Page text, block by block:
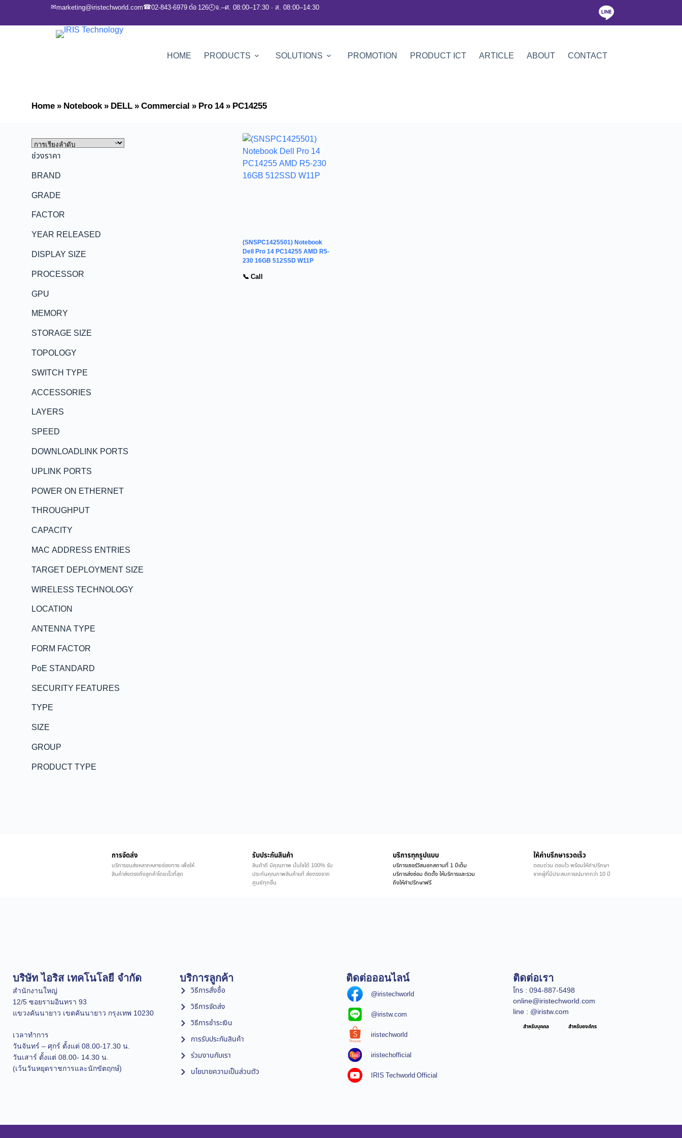
✉marketing@iristechworld.com☎02-843-6979 ต่อ 126🕘จ.–ศ. 08:00–17:30 · ส. 08:00–14:30
HOME PRODUCTS SOLUTIONS PROMOTION PRODUCT ICT ARTICLE ABOUT CONTACT
Home»Notebook»DELL»Commercial»Pro 14»PC14255
ช่วงราคา
BRAND
GRADE
FACTOR
YEAR RELEASED
DISPLAY SIZE
PROCESSOR
GPU
MEMORY
STORAGE SIZE
TOPOLOGY
SWITCH TYPE
ACCESSORIES
LAYERS
SPEED
DOWNLOADLINK PORTS
UPLINK PORTS
POWER ON ETHERNET
THROUGHPUT
CAPACITY
MAC ADDRESS ENTRIES
TARGET DEPLOYMENT SIZE
WIRELESS TECHNOLOGY
LOCATION
ANTENNA TYPE
FORM FACTOR
PoE STANDARD
SECURITY FEATURES
TYPE
SIZE
GROUP
PRODUCT TYPE
(SNSPC1425501) Notebook
Dell Pro 14 PC14255 AMD R5-
230 16GB 512SSD W11P
📞 Call
การจัดส่ง
บริการขนส่งหลากหลายช่องทาง เพื่อให้
สินค้าส่งตรงถึงลูกค้าโดยเร็วที่สุด
รับประกันสินค้า
สินค้าดี มีคุณภาพ มั่นใจได้ 100% รับ
ประกันคุณภาพสินค้าแท้ ส่งตรงจาก
ศูนย์ทุกชิ้น
บริการทุกรูปแบบ
บริการเซอร์วิสนอกสถานที่ 1 ปีเต็ม
บริการส่งซ่อม ติดตั้ง ให้บริการและรวม
ถึงให้คำปรึกษาฟรี
ให้คำบรึกษารวดเร็ว
ตอบด่วน ตอบไว พร้อมให้คำปรึกษา
จากผู้ที่มีประสบการณ์มากกว่า 10 ปี
บริษัท ไอริส เทคโนโลยี จำกัด
สำนักงานใหญ่
12/5 ซอยรามอินทรา 93
แขวงคันนายาว เขตคันนายาว กรุงเทพ 10230
เวลาทำการ
วันจันทร์ – ศุกร์ ตั้งแต่ 08.00-17.30 น.
วันเสาร์ ตั้งแต่ 08.00- 14.30 น.
(เว้นวันหยุดราชการและนักขัตฤกษ์)
บริการลูกค้า
วิธีการสั่งซื้อ
วิธีการจัดส่ง
วิธีการชำระเงิน
การรับประกันสินค้า
ร่วมงานกับเรา
นโยบายความเป็นส่วนตัว
ติดต่อออนไลน์
@iristechworld
@iristw.com
iristechworld
iristechofficial
IRIS Techworld Official
ติดต่อเรา
โทร : 094-887-5498
online@iristechworld.com
line : @iristw.com
สำหรับบุคคล สำหรับองค์กร